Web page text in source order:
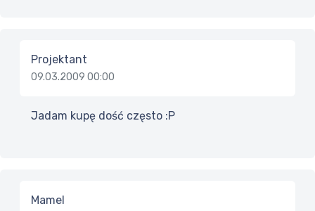
Projektant
09.03.2009 00:00
Jadam kupę dość często :P
Mamel